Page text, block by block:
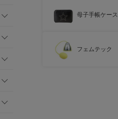
母子手帳ケース
フェムテック